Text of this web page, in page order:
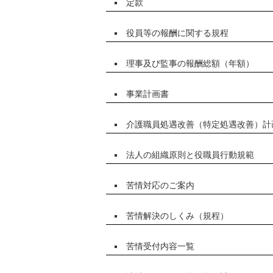
定款
役員等の報酬に関する規程
理事及び監事の報酬総額（年額）
事業計画書
介護職員処遇改善（特定処遇改善）計
法人の組織原則と役職員行動規範
苦情対応のご案内
苦情解決のしくみ（規程）
苦情受付内容一覧